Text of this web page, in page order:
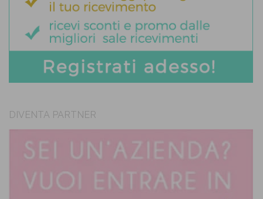
DIVENTA PARTNER